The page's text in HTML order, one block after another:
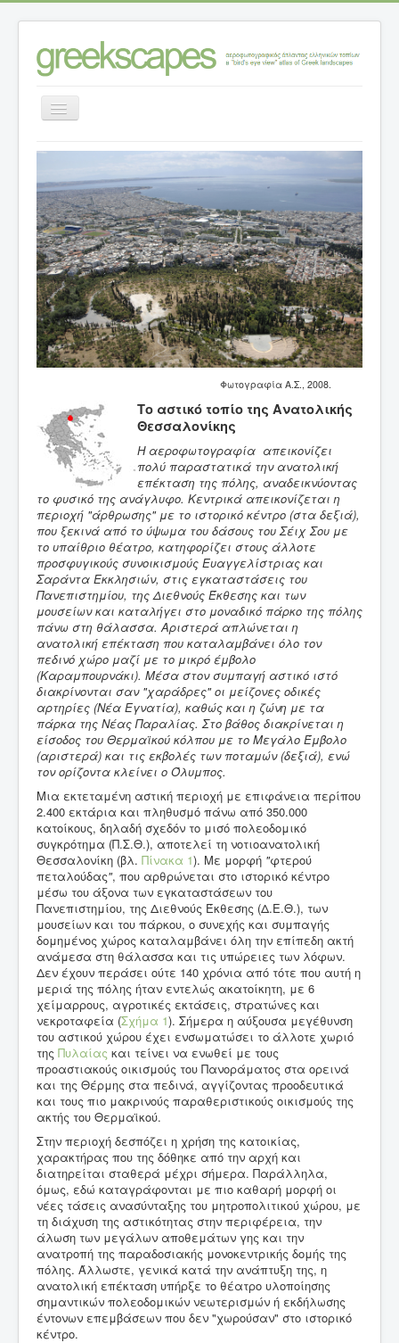
Εναλλαγή
πλοήγησης
>
Κατηγορίες ανάλυσης τοπίων
Τοπία – θέσεις > Ν. ΘΕΣΣΑΛΟΝΙΚΗΣ
Το αστικό τοπίο της Ανατολικής Θεσσαλονίκης
Φωτογραφία Α.Σ., 2008.
Το αστικό τοπίο της Ανατολικής
Θεσσαλονίκης
Η αεροφωτογραφία απεικονίζει
πολύ παραστατικά την ανατολική
επέκταση της πόλης, αναδεικνύοντας
το φυσικό της ανάγλυφο. Κεντρικά απεικονίζεται η
περιοχή "άρθρωσης" με το ιστορικό κέντρο (στα δεξιά),
που ξεκινά από το ύψωμα του δάσους του Σέιχ Σου με
το υπαίθριο θέατρο, κατηφορίζει στους άλλοτε
προσφυγικούς συνοικισμούς Ευαγγελίστριας και
Σαράντα Εκκλησιών, στις εγκαταστάσεις του
Πανεπιστημίου, της Διεθνούς Έκθεσης και των
μουσείων και καταλήγει στο μοναδικό πάρκο της πόλης
πάνω στη θάλασσα. Αριστερά απλώνεται η
ανατολική επέκταση που καταλαμβάνει όλο τον
πεδινό χώρο μαζί με το μικρό έμβολο
(Καραμπουρνάκι). Μέσα στον συμπαγή αστικό ιστό
διακρίνονται σαν "χαράδρες" οι μείζονες οδικές
αρτηρίες (Νέα Εγνατία), καθώς και η ζώνη με τα
πάρκα της Νέας Παραλίας. Στο βάθος διακρίνεται η
είσοδος του Θερμαϊκού κόλπου με το Μεγάλο Έμβολο
(αριστερά) και τις εκβολές των ποταμών (δεξιά), ενώ
τον ορίζοντα κλείνει ο Όλυμπος.
Μια εκτεταμένη αστική περιοχή με επιφάνεια περίπου
2.400 εκτάρια και πληθυσμό πάνω από 350.000
κατοίκους, δηλαδή σχεδόν το μισό πολεοδομικό
συγκρότημα (Π.Σ.Θ.), αποτελεί τη νοτιοανατολική
Θεσσαλονίκη (βλ. Πίνακα 1). Με μορφή "φτερού
πεταλούδας", που αρθρώνεται στο ιστορικό κέντρο
μέσω του άξονα των εγκαταστάσεων του
Πανεπιστημίου, της Διεθνούς Έκθεσης (Δ.Ε.Θ.), των
μουσείων και του πάρκου, ο συνεχής και συμπαγής
δομημένος χώρος καταλαμβάνει όλη την επίπεδη ακτή
ανάμεσα στη θάλασσα και τις υπώρειες των λόφων.
Δεν έχουν περάσει ούτε 140 χρόνια από τότε που αυτή η
μεριά της πόλης ήταν εντελώς ακατοίκητη, με 6
χείμαρρους, αγροτικές εκτάσεις, στρατώνες και
νεκροταφεία (Σχήμα 1). Σήμερα η αύξουσα μεγέθυνση
του αστικού χώρου έχει ενσωματώσει το άλλοτε χωριό
της Πυλαίας και τείνει να ενωθεί με τους
προαστιακούς οικισμούς του Πανοράματος στα ορεινά
και της Θέρμης στα πεδινά, αγγίζοντας προοδευτικά
και τους πιο μακρινούς παραθεριστικούς οικισμούς της
ακτής του Θερμαϊκού.
Στην περιοχή δεσπόζει η χρήση της κατοικίας,
χαρακτήρας που της δόθηκε από την αρχή και
διατηρείται σταθερά μέχρι σήμερα. Παράλληλα,
όμως, εδώ καταγράφονται με πιο καθαρή μορφή οι
νέες τάσεις ανασύνταξης του μητροπολιτικού χώρου, με
τη διάχυση της αστικότητας στην περιφέρεια, την
άλωση των μεγάλων αποθεμάτων γης και την
ανατροπή της παραδοσιακής μονοκεντρικής δομής της
πόλης. Άλλωστε, γενικά κατά την ανάπτυξη της, η
ανατολική επέκταση υπήρξε το θέατρο υλοποίησης
σημαντικών πολεοδομικών νεωτερισμών ή εκδήλωσης
έντονων επεμβάσεων που δεν "χωρούσαν" στο ιστορικό
κέντρο.